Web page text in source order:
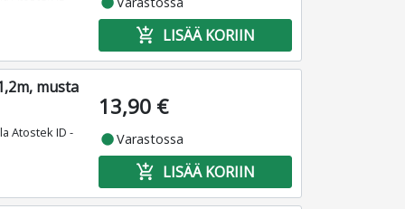
add_shopping_cart LISÄÄ KORIIN
musta
Atostek ID -
13,90 €
fiber_manual_recordVarastossa
add_shopping_cart LISÄÄ KORIIN